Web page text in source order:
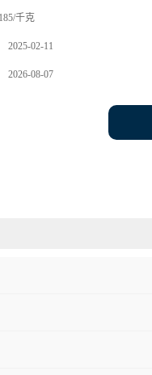
千克
2025-02-11
2026-08-07